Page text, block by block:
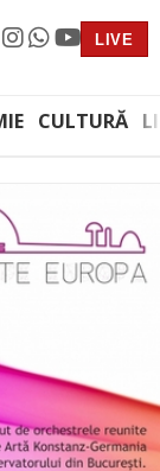
LIVE
CULTURĂ